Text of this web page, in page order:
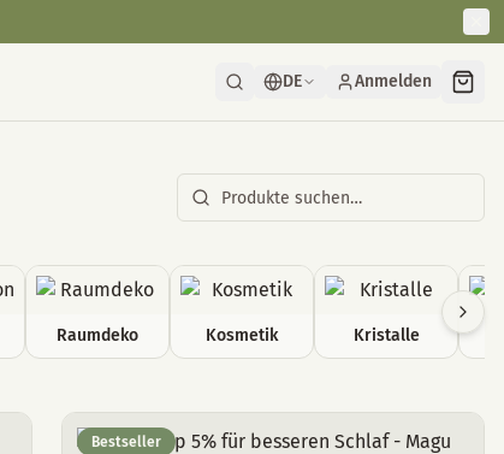
DE Anmelden
Raumdeko Kosmetik Kristalle
Bestseller